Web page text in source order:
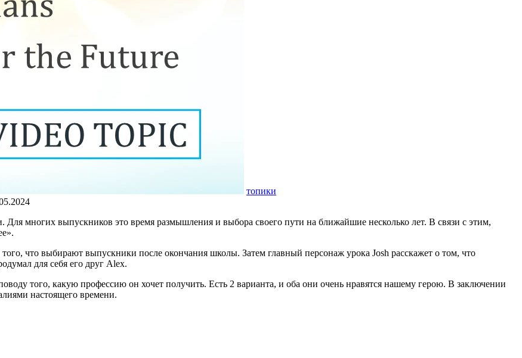
топики
Для многих выпускников это время размышления и выбора своего пути на ближайшие несколько лет. В связи с этим,
что выбирают выпускники после окончания школы. Затем главный персонаж урока Josh расскажет о том, что
для себя его друг Alex.
того, какую профессию он хочет получить. Есть 2 варианта, и оба они очень нравятся нашему герою. В заключении
настоящего времени.